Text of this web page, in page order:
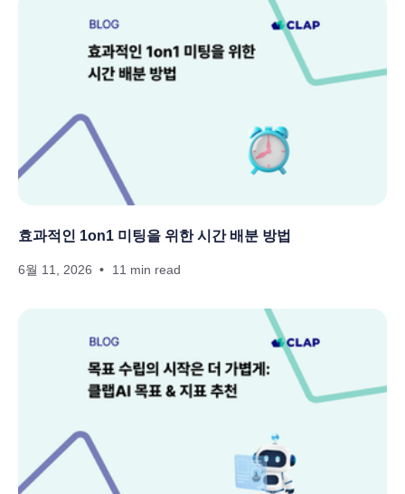
효과적인 1on1 미팅을 위한 시간 배분 방법
6월 11, 2026 11 min read